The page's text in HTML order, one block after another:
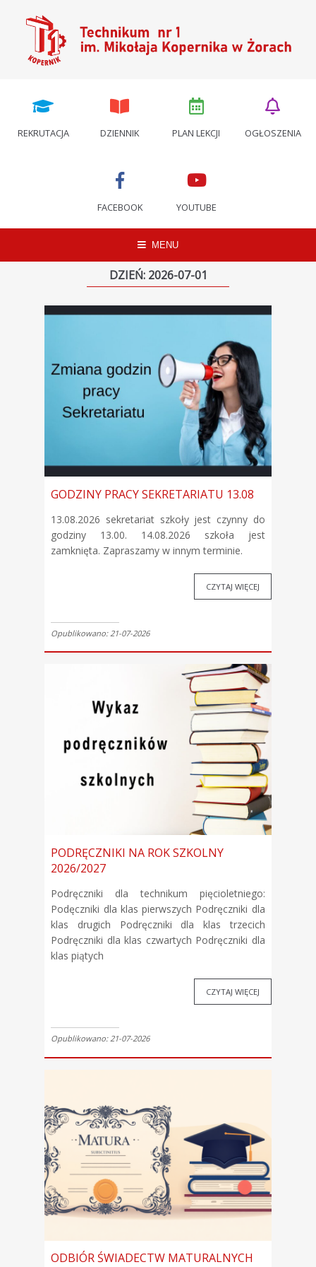
REKRUTACJA DZIENNIK PLAN LEKCJI OGŁOSZENIA
FACEBOOK YOUTUBE
MENU
DZIEŃ: 2026-07-01
GODZINY PRACY SEKRETARIATU 13.08
13.08.2026 sekretariat szkoły jest czynny do
godziny 13.00. 14.08.2026 szkoła jest
zamknięta. Zapraszamy w innym terminie.
CZYTAJ WIĘCEJ
Opublikowano: 21-07-2026
PODRĘCZNIKI NA ROK SZKOLNY
2026/2027
Podręczniki dla technikum pięcioletniego:
Podęczniki dla klas pierwszych Podręczniki dla
klas drugich Podręczniki dla klas trzecich
Podręczniki dla klas czwartych Podręczniki dla
klas piątych
CZYTAJ WIĘCEJ
Opublikowano: 21-07-2026
ODBIÓR ŚWIADECTW MATURALNYCH